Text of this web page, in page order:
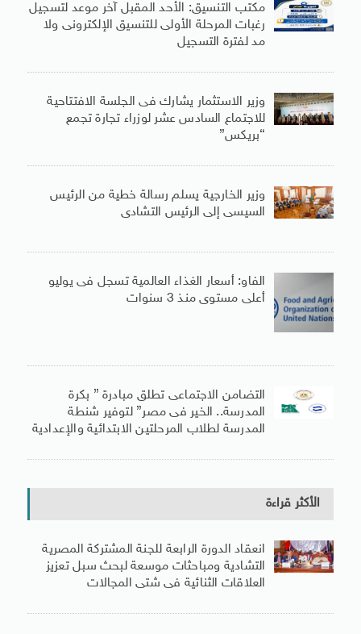
مكتب التنسيق: الأحد المقبل آخر موعد لتسجيل
رغبات المرحلة الأولى للتنسيق الإلكترونى ولا
مد لفترة التسجيل
وزير الاستثمار يشارك فى الجلسة الافتتاحية
للاجتماع السادس عشر لوزراء تجارة تجمع
“بريكس”
وزير الخارجية يسلم رسالة خطية من الرئيس
السيسى إلى الرئيس التشادى
الفاو: أسعار الغذاء العالمية تسجل فى يوليو
أعلى مستوى منذ 3 سنوات
التضامن الاجتماعى تطلق مبادرة ” بكرة
المدرسة.. الخير فى مصر” لتوفير شنطة
المدرسة لطلاب المرحلتين الابتدائية والإعدادية
الأكثر قراءة
انعقاد الدورة الرابعة للجنة المشتركة المصرية
التشادية ومباحثات موسعة لبحث سبل تعزيز
العلاقات الثنائية فى شتى المجالات